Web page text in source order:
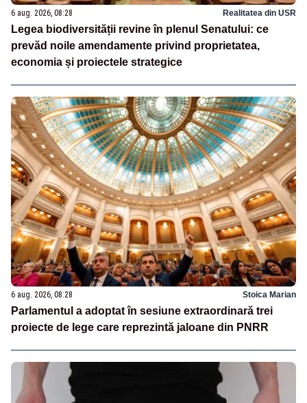
6 aug. 2026, 08:28 Realitatea din USR
Legea biodiversității revine în plenul Senatului: ce
prevăd noile amendamente privind proprietatea,
economia și proiectele strategice
6 aug. 2026, 08:28 Stoica Marian
Parlamentul a adoptat în sesiune extraordinară trei
proiecte de lege care reprezintă jaloane din PNRR